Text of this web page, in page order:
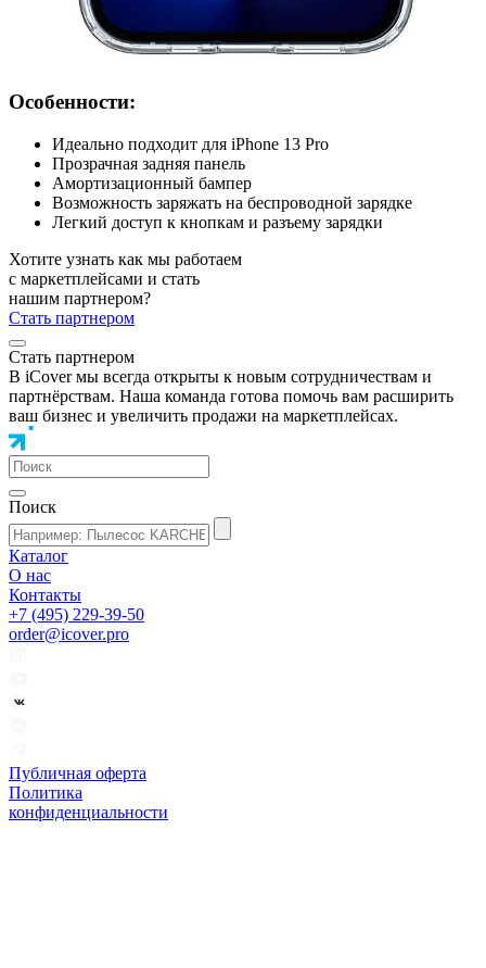
Особенности:
Идеально подходит для iPhone 13 Pro
Прозрачная задняя панель
Амортизационный бампер
Возможность заряжать на беспроводной зарядке
Легкий доступ к кнопкам и разъему зарядки
Хотите узнать как мы работаем
с маркетплейсами и стать
нашим партнером?
Стать партнером
Стать партнером
В iCover мы всегда открыты к новым сотрудничествам и
партнёрствам. Наша команда готова помочь вам расширить
ваш бизнес и увеличить продажи на маркетплейсах.
Поиск
Каталог
О нас
Контакты
+7 (495) 229-39-50
order@icover.pro
Публичная оферта
Политика
конфиденциальности